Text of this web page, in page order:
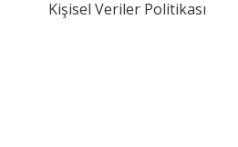
Kişisel Veriler Politikası